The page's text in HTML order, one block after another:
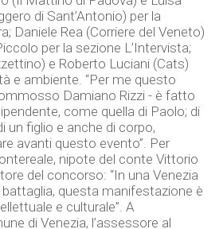
di Sant’Antonio) per la
Daniele Rea (Corriere del Veneto)
per la sezione L’Intervista;
e Roberto Luciani (Cats)
e ambiente. “Per me questo
Damiano Rizzi - è fatto
come quella di Paolo; di
un figlio e anche di corpo,
avanti questo evento”. Per
nipote del conte Vittorio
del concorso: “In una Venezia
questa manifestazione è
e culturale”. A
di Venezia, l’assessore al